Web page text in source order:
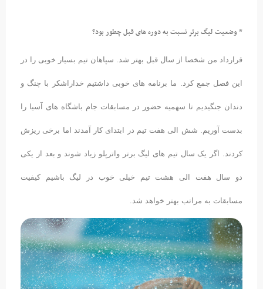
* وضعیت لیگ برتر نسبت به دوره های قبل چطور بود؟
قرارداد من شخصا از سال قبل بهتر شد. سپاهان تیم بسیار خوبی را در
این فصل جمع کرد. ما برنامه های خوبی داشتیم خداراشکر با چنگ و
دندان جنگیدیم تا سهمیه حضور در مسابقات جام باشگاه های آسیا را
بدست آوریم. شش الی هفت تیم در ابتدای کار آمدند اما برخی ریزش
کردند. اگر یک سال تیم های لیگ برتر واترپلو زیاد شوند و بعد از یکی
دو سال هفت الی هشت تیم خیلی خوب در لیگ باشیم کیفیت
مسابقات به مراتب بهتر خواهد شد.